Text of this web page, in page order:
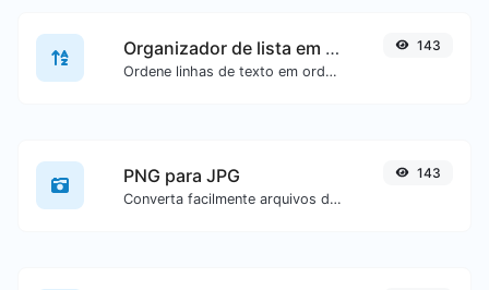
Organizador de lista em ordem alfabética
Ordene linhas de texto em ordem alfabética (A-Z ou Z-A) com facilidade.
143
PNG para JPG
Converta facilmente arquivos de imagem PNG para JPG.
143